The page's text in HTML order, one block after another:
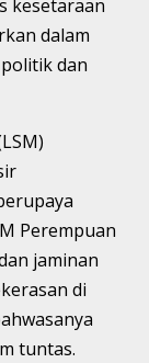
kesetaraan
dalam
dan
Perempuan
jaminan
di
tuntas.